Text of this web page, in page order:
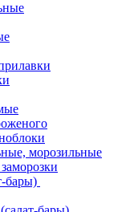
морозильные
бары)